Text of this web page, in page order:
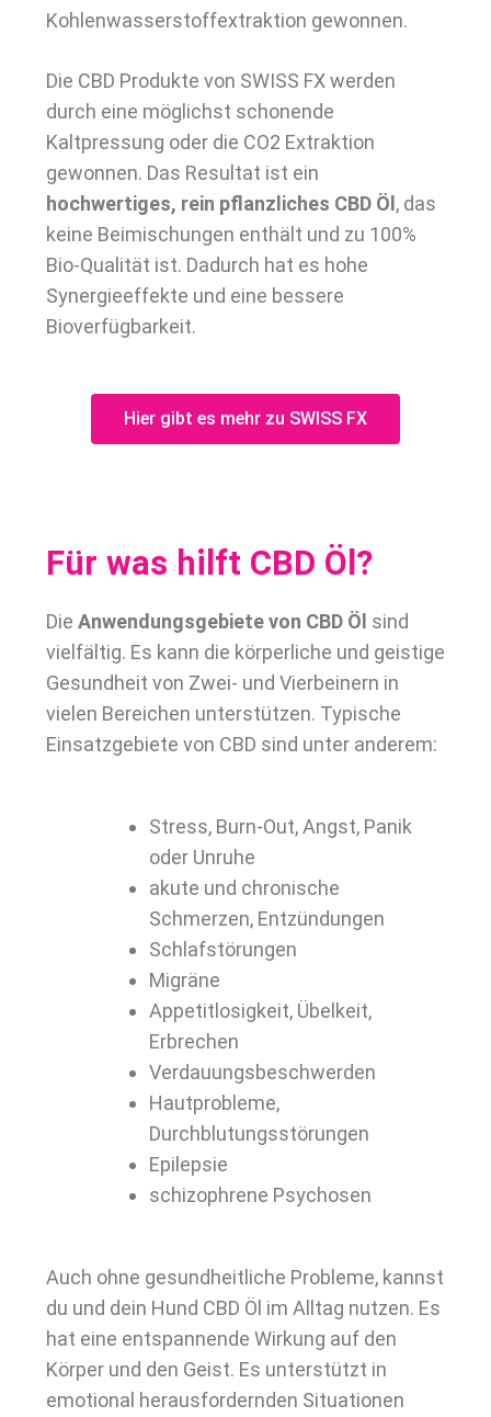
Kohlenwasserstoffextraktion gewonnen.
Die CBD Produkte von SWISS FX werden
durch eine möglichst schonende
Kaltpressung oder die CO2 Extraktion
gewonnen. Das Resultat ist ein
hochwertiges, rein pflanzliches CBD Öl, das
keine Beimischungen enthält und zu 100%
Bio-Qualität ist. Dadurch hat es hohe
Synergieeffekte und eine bessere
Bioverfügbarkeit.
Hier gibt es mehr zu SWISS FX
Für was hilft CBD Öl?
Die Anwendungsgebiete von CBD Öl sind
vielfältig. Es kann die körperliche und geistige
Gesundheit von Zwei- und Vierbeinern in
vielen Bereichen unterstützen. Typische
Einsatzgebiete von CBD sind unter anderem:
Stress, Burn-Out, Angst, Panik
oder Unruhe
akute und chronische
Schmerzen, Entzündungen
Schlafstörungen
Migräne
Appetitlosigkeit, Übelkeit,
Erbrechen
Verdauungsbeschwerden
Hautprobleme,
Durchblutungsstörungen
Epilepsie
schizophrene Psychosen
Auch ohne gesundheitliche Probleme, kannst
du und dein Hund CBD Öl im Alltag nutzen. Es
hat eine entspannende Wirkung auf den
Körper und den Geist. Es unterstützt in
emotional herausfordernden Situationen